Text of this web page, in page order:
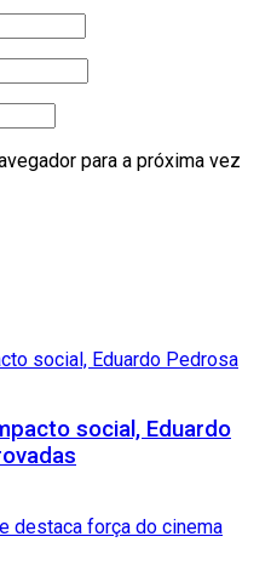
para a próxima vez
social, Eduardo